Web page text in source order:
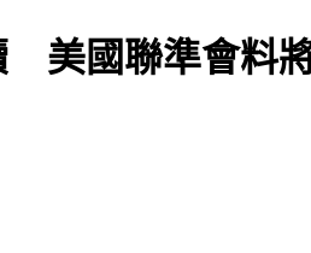
美國聯準會料